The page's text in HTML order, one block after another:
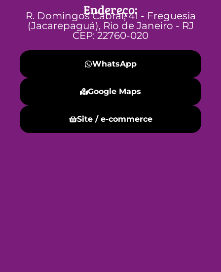
Endereço:
R. Domingos Cabral, 41 - Freguesia
(Jacarepaguá), Rio de Janeiro - RJ
CEP: 22760-020
WhatsApp
Google Maps
Site / e-commerce